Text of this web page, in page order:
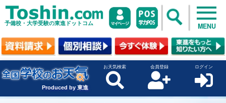
予備校・大学受験の東進ドットコム MENU
Produced by 東進
お天気検索 会員登録 ログイン